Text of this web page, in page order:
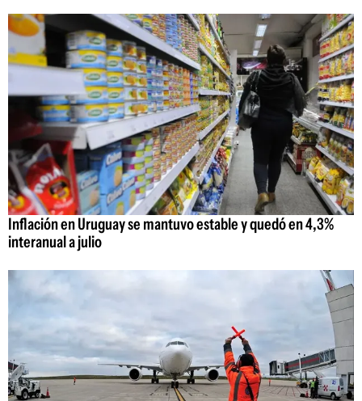
Inflación en Uruguay se mantuvo estable y quedó en 4,3%
interanual a julio